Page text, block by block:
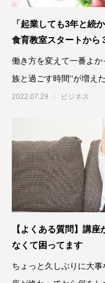
「起業しても3年と続
食育教室スタートから
働き方を変えて一番よか
族と過ごす時間‘‘が増えた
2022.07.29 ビジネス
【よくある質問】講
なくて困ってます
ちょっと久しぶりに大